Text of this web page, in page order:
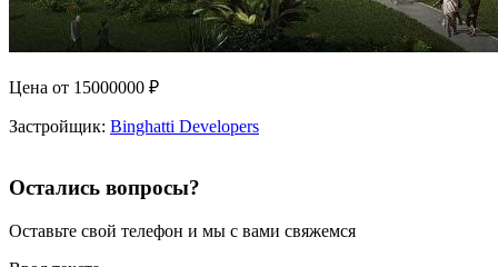
Цена от 15000000 ₽
Застройщик: Binghatti Developers
Остались вопросы?
Оставьте свой телефон и мы с вами свяжемся